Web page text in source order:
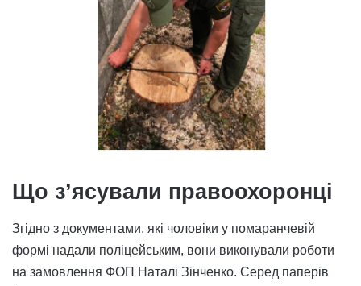
Що з’ясували правоохоронці
Згідно з документами, які чоловіки у помаранчевій
формі надали поліцейським, вони виконували роботи
на замовлення ФОП Наталі Зінченко. Серед паперів